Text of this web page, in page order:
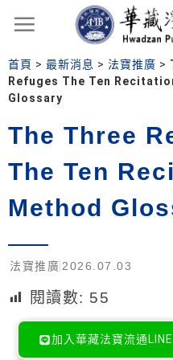
首頁 > 最新消息 > 法寶推廣 >
Refuges The Ten
Glossary
The Three
The Ten
Method
法寶推廣 2026.07.03
閱讀數: 55
加入華藏法寶流通